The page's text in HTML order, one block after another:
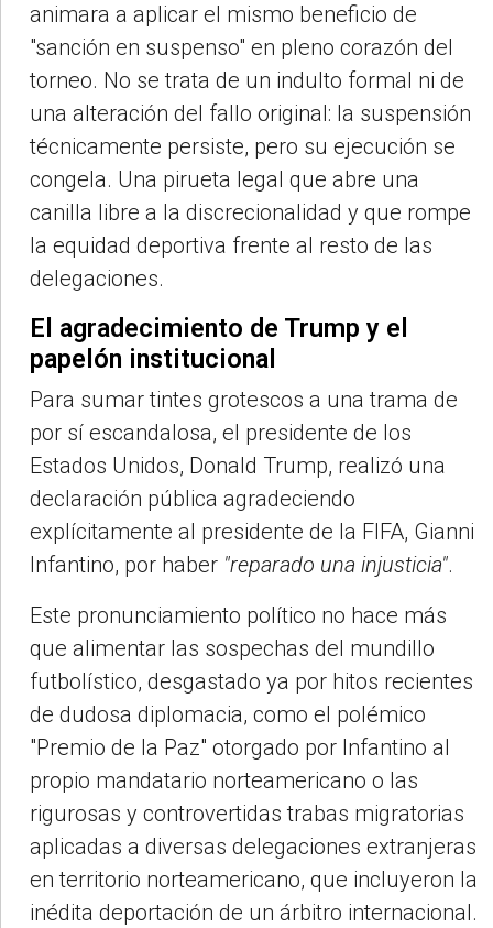
animara a aplicar el mismo beneficio de
"sanción en suspenso" en pleno corazón del
torneo. No se trata de un indulto formal ni de
una alteración del fallo original: la suspensión
técnicamente persiste, pero su ejecución se
congela. Una pirueta legal que abre una
canilla libre a la discrecionalidad y que rompe
la equidad deportiva frente al resto de las
delegaciones.
El agradecimiento de Trump y el
papelón institucional
Para sumar tintes grotescos a una trama de
por sí escandalosa, el presidente de los
Estados Unidos, Donald Trump, realizó una
declaración pública agradeciendo
explícitamente al presidente de la FIFA, Gianni
Infantino, por haber "reparado una injusticia".
Este pronunciamiento político no hace más
que alimentar las sospechas del mundillo
futbolístico, desgastado ya por hitos recientes
de dudosa diplomacia, como el polémico
"Premio de la Paz" otorgado por Infantino al
propio mandatario norteamericano o las
rigurosas y controvertidas trabas migratorias
aplicadas a diversas delegaciones extranjeras
en territorio norteamericano, que incluyeron la
inédita deportación de un árbitro internacional.